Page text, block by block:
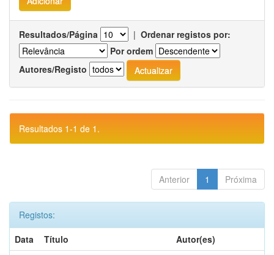
Resultados/Página | Ordenar registos por:
Por ordem
Autores/Registo
Resultados 1-1 de 1.
Anterior 1 Próxima
Registos:
Data
Título
Autor(es)